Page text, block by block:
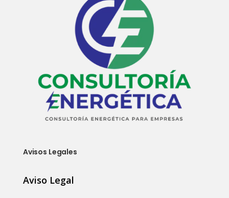
Avisos Legales
Aviso Legal